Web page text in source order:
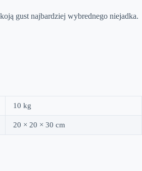
gust najbardziej wybrednego niejadka.
10 kg
20 × 20 × 30 cm